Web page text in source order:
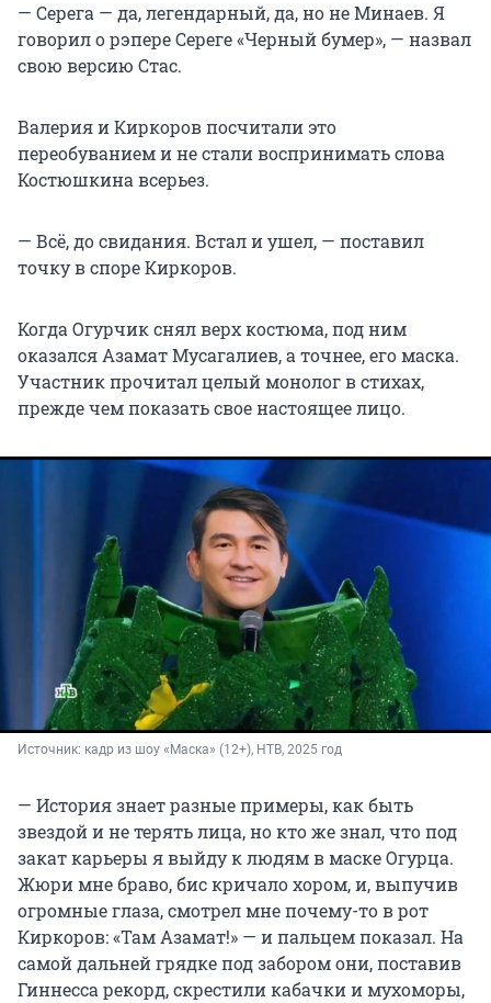
— Серега — да, легендарный, да, но не Минаев. Я
говорил о рэпере Сереге «Черный бумер», — назвал
свою версию Стас.
Валерия и Киркоров посчитали это
переобуванием и не стали воспринимать слова
Костюшкина всерьез.
— Всё, до свидания. Встал и ушел, — поставил
точку в споре Киркоров.
Когда Огурчик снял верх костюма, под ним
оказался Азамат Мусагалиев, а точнее, его маска.
Участник прочитал целый монолог в стихах,
прежде чем показать свое настоящее лицо.
Источник: кадр из шоу «Маска» (12+), НТВ, 2025 год
— История знает разные примеры, как быть
звездой и не терять лица, но кто же знал, что под
закат карьеры я выйду к людям в маске Огурца.
Жюри мне браво, бис кричало хором, и, выпучив
огромные глаза, смотрел мне почему-то в рот
Киркоров: «Там Азамат!» — и пальцем показал. На
самой дальней грядке под забором они, поставив
Гиннесса рекорд, скрестили кабачки и мухоморы,